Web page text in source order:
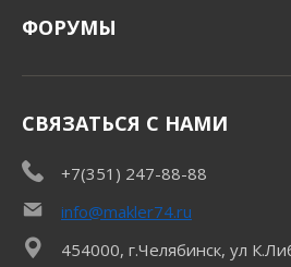
ФОРУМЫ
СВЯЗАТЬСЯ С НАМИ
+7(351) 247-88-88
info@makler74.ru
454000, г.Челябинск, ул